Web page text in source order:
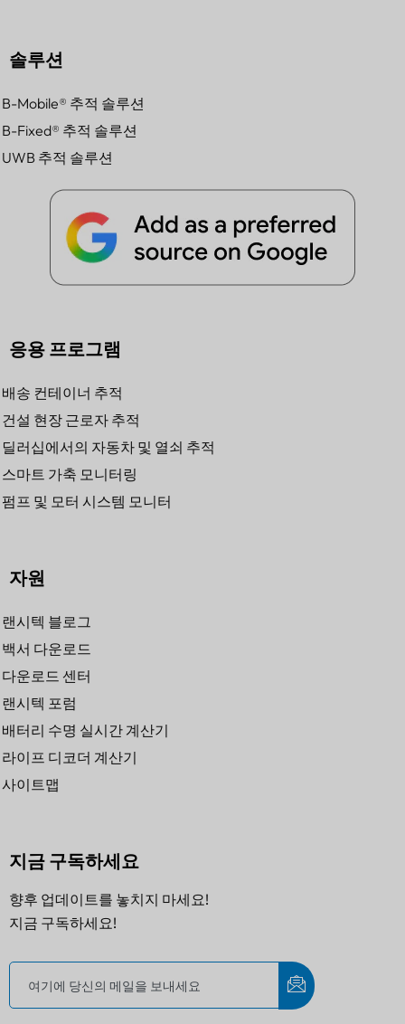
솔루션
B-Mobile® 추적 솔루션
B-Fixed® 추적 솔루션
UWB 추적 솔루션
응용 프로그램
배송 컨테이너 추적
건설 현장 근로자 추적
딜러십에서의 자동차 및 열쇠 추적
스마트 가축 모니터링
펌프 및 모터 시스템 모니터
자원
랜시텍 블로그
백서 다운로드
다운로드 센터
랜시텍 포럼
배터리 수명 실시간 계산기
라이프 디코더 계산기
사이트맵
지금 구독하세요
향후 업데이트를 놓치지 마세요!
지금 구독하세요!